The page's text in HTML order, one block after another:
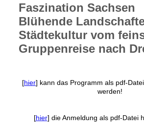
Faszination Sachsen
Blühende
Städtekultur vom
Gruppenreise nach
[hier] kann das Programm als pdf-
werden!
[hier] die Anmeldung als pdf-Datei